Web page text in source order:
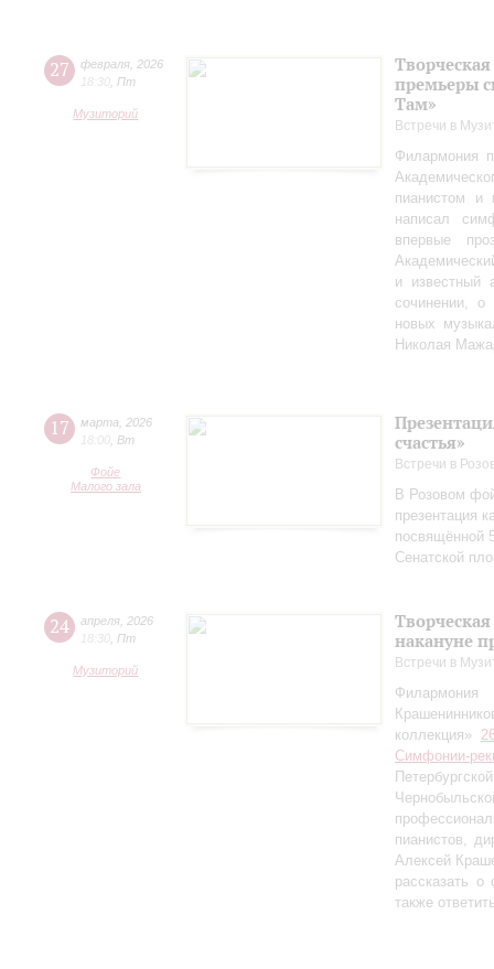
27 февраля 2026
18:30 Пт
Музиторий
премьеры
Там»
Встречи в
Филармония
пианистом и
написал
впервые
и известный
сочинении,
новых
Николая
17 марта
2026
18:00 Вт
Фойе
Малого зала
счастья»
Встречи в
В Розовом
презентация
посвящённой
Сенатской
24 апреля 2026
18:30 Пт
Музиторий
накануне
Встречи в
коллекция»
Симфонии-
пианистов,
Алексей
рассказать
также